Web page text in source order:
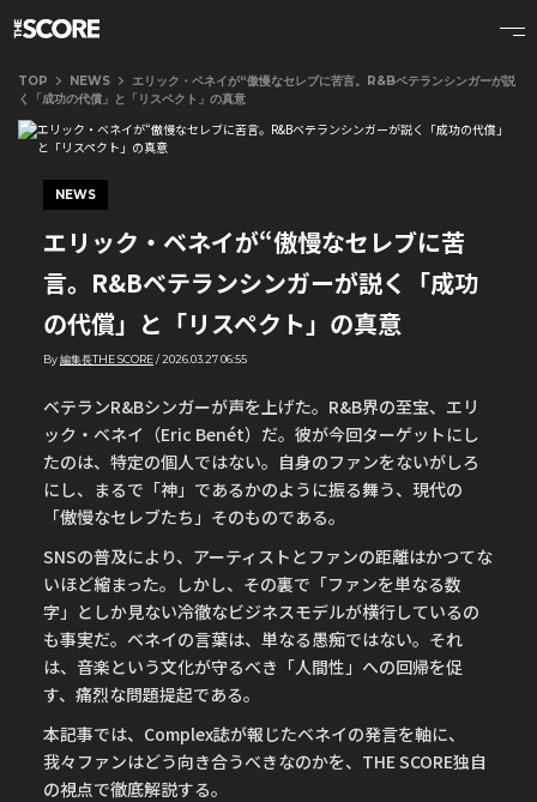
TOP NEWS
エリック・ベネイが“傲慢なセレブに苦言。R&Bベテランシンガーが説
く「成功の代償」と「リスペクト」の真意
NEWS
エリック・ベネイが“傲慢なセレブに苦
言。R&Bベテランシンガーが説く「成功
の代償」と「リスペクト」の真意
By編集長THE SCORE/2026.03.27 06:55
ベテランR&Bシンガーが声を上げた。R&B界の至宝、エリ
ック・ベネイ（Eric Benét）だ。彼が今回ターゲットにし
たのは、特定の個人ではない。自身のファンをないがしろ
にし、まるで「神」であるかのように振る舞う、現代の
「傲慢なセレブたち」そのものである。
SNSの普及により、アーティストとファンの距離はかつてな
いほど縮まった。しかし、その裏で「ファンを単なる数
字」としか見ない冷徹なビジネスモデルが横行しているの
も事実だ。ベネイの言葉は、単なる愚痴ではない。それ
は、音楽という文化が守るべき「人間性」への回帰を促
す、痛烈な問題提起である。
本記事では、Complex誌が報じたベネイの発言を軸に、
我々ファンはどう向き合うべきなのかを、THE SCORE独自
の視点で徹底解説する。